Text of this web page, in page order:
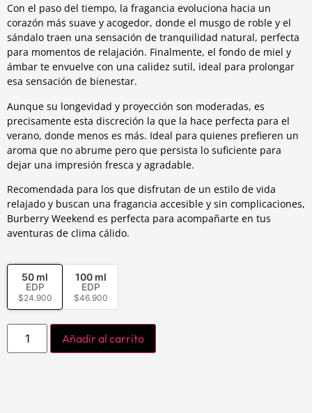
Con el paso del tiempo, la fragancia evoluciona hacia un
corazón más suave y acogedor, donde el musgo de roble y el
sándalo traen una sensación de tranquilidad natural, perfecta
para momentos de relajación. Finalmente, el fondo de miel y
ámbar te envuelve con una calidez sutil, ideal para prolongar
esa sensación de bienestar.
Aunque su longevidad y proyección son moderadas, es
precisamente esta discreción la que la hace perfecta para el
verano, donde menos es más. Ideal para quienes prefieren un
aroma que no abrume pero que persista lo suficiente para
dejar una impresión fresca y agradable.
Recomendada para los que disfrutan de un estilo de vida
relajado y buscan una fragancia accesible y sin complicaciones,
Burberry Weekend es perfecta para acompañarte en tus
aventuras de clima cálido.
50 ml
EDP
$24.900
100 ml
EDP
$46.900
Añadir al carrito